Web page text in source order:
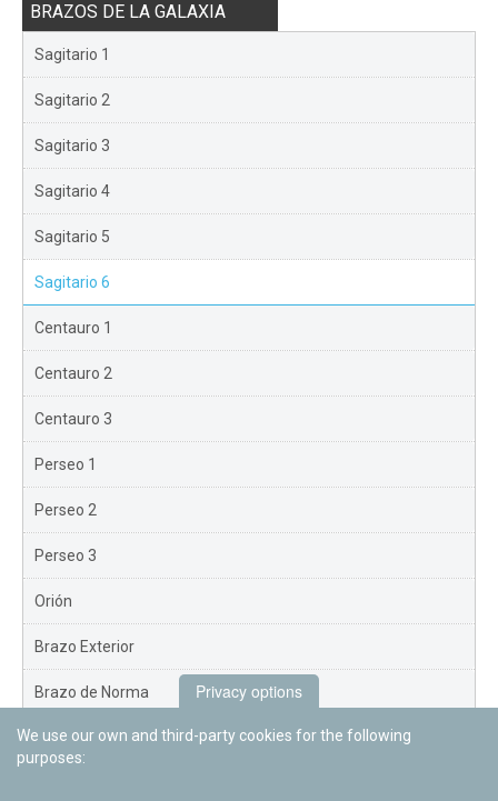
BRAZOS DE LA GALAXIA
Sagitario 1
Sagitario 2
Sagitario 3
Sagitario 4
Sagitario 5
Sagitario 6
Centauro 1
Centauro 2
Centauro 3
Perseo 1
Perseo 2
Perseo 3
Orión
Brazo Exterior
Brazo de Norma
Nuevo Exterior
Privacy options
We use our own and third-party cookies for the following
purposes: